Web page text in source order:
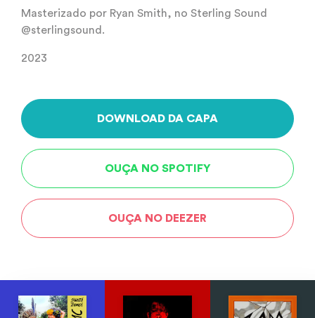
Masterizado por Ryan Smith, no Sterling Sound
@sterlingsound.
2023
DOWNLOAD DA CAPA
OUÇA NO SPOTIFY
OUÇA NO DEEZER